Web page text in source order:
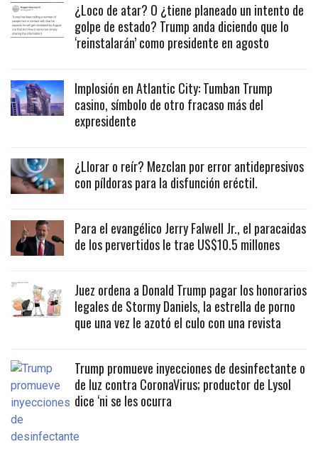
¿Loco de atar? O ¿tiene planeado un intento de
golpe de estado? Trump anda diciendo que lo
‘reinstalarán’ como presidente en agosto
Implosión en Atlantic City: Tumban Trump
casino, símbolo de otro fracaso más del
expresidente
¿Llorar o reír? Mezclan por error antidepresivos
con píldoras para la disfunción eréctil.
Para el evangélico Jerry Falwell Jr., el paracaidas
de los pervertidos le trae US$10.5 millones
Juez ordena a Donald Trump pagar los honorarios
legales de Stormy Daniels, la estrella de porno
que una vez le azotó el culo con una revista
Trump promueve inyecciones de desinfectante o
de luz contra CoronaVirus; productor de Lysol
dice ‘ni se les ocurra